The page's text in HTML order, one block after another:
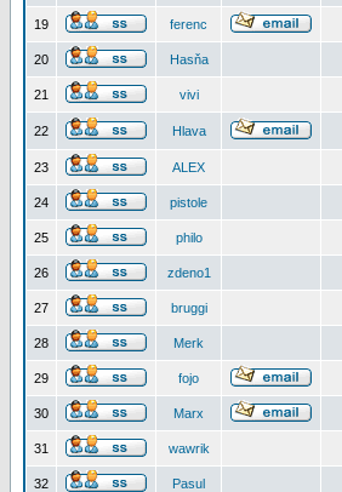
19 ferenc
20 Hasňa
21 vivi
22 Hlava
23 ALEX
24 pistole
25 philo
26 zdeno1
27 bruggi
28 Merk
29 fojo
30 Marx
31 wawrik
32 Pasul